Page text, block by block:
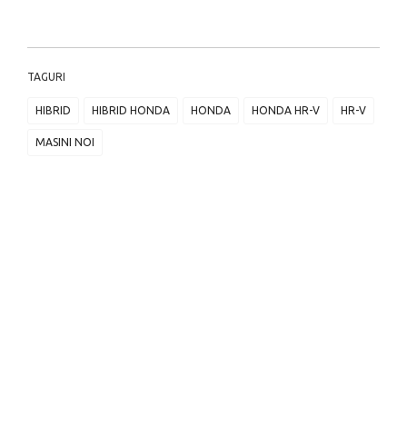
TAGURI
HIBRID HIBRID HONDA HONDA HONDA HR-V HR-V
MASINI NOI